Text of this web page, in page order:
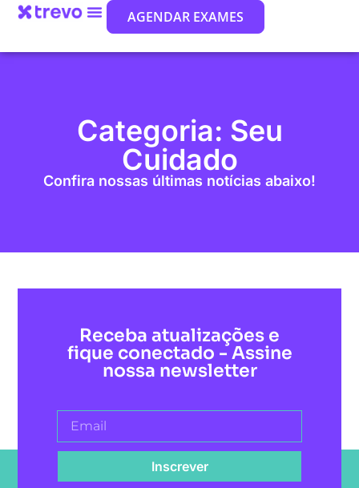
AGENDAR EXAMES
Categoria: Seu
Cuidado
Confira nossas últimas notícias abaixo!
Receba atualizações e
fique conectado - Assine
nossa newsletter
Inscrever